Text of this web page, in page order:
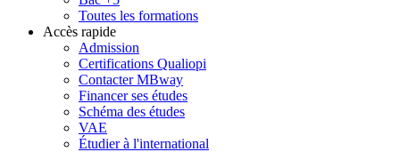
Toutes les formations
Accès rapide
Admission
Certifications Qualiopi
Contacter MBway
Financer ses études
Schéma des études
VAE
Étudier à l'international